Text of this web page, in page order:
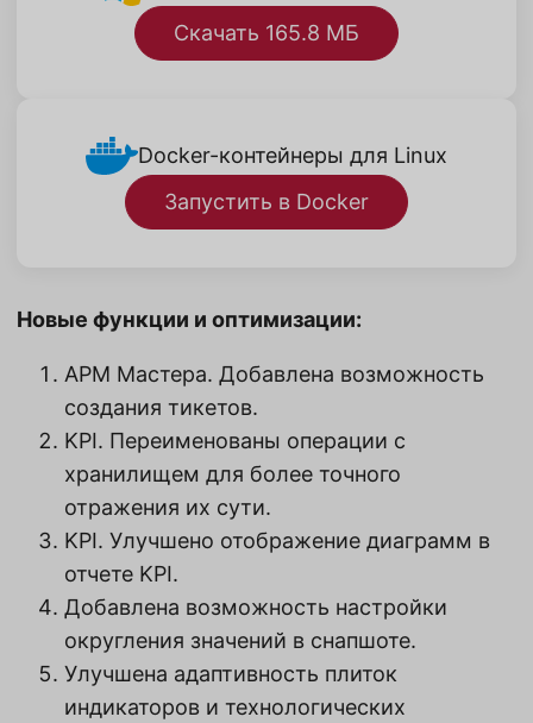
Скачать 165.8 МБ
Docker-контейнеры для Linux
Запустить в Docker
Новые функции и оптимизации:
АРМ Мастера. Добавлена возможность
создания тикетов.
KPI. Переименованы операции с
хранилищем для более точного
отражения их сути.
KPI. Улучшено отображение диаграмм в
отчете KPI.
Добавлена возможность настройки
округления значений в снапшоте.
Улучшена адаптивность плиток
индикаторов и технологических